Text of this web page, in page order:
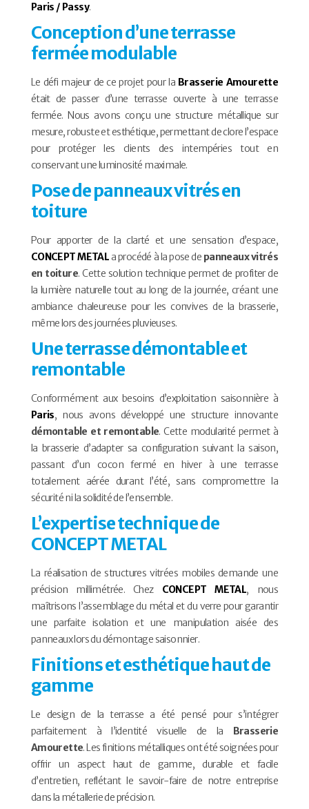
Paris / Passy.
Conception d’une terrasse
fermée modulable
Le défi majeur de ce projet pour la Brasserie Amourette
était de passer d’une terrasse ouverte à une terrasse
fermée. Nous avons conçu une structure métallique sur
mesure, robuste et esthétique, permettant de clore l’espace
pour protéger les clients des intempéries tout en
conservant une luminosité maximale.
Pose de panneaux vitrés en
toiture
Pour apporter de la clarté et une sensation d’espace,
CONCEPT METAL a procédé à la pose de panneaux vitrés
en toiture. Cette solution technique permet de profiter de
la lumière naturelle tout au long de la journée, créant une
ambiance chaleureuse pour les convives de la brasserie,
même lors des journées pluvieuses.
Une terrasse démontable et
remontable
Conformément aux besoins d’exploitation saisonnière à
Paris, nous avons développé une structure innovante
démontable et remontable. Cette modularité permet à
la brasserie d’adapter sa configuration suivant la saison,
passant d’un cocon fermé en hiver à une terrasse
totalement aérée durant l’été, sans compromettre la
sécurité ni la solidité de l’ensemble.
L’expertise technique de
CONCEPT METAL
La réalisation de structures vitrées mobiles demande une
précision millimétrée. Chez CONCEPT METAL, nous
maîtrisons l’assemblage du métal et du verre pour garantir
une parfaite isolation et une manipulation aisée des
panneaux lors du démontage saisonnier.
Finitions et esthétique haut de
gamme
Le design de la terrasse a été pensé pour s’intégrer
parfaitement à l’identité visuelle de la
Brasserie
Amourette. Les finitions métalliques ont été soignées pour
offrir un aspect haut de gamme, durable et facile
d’entretien, reflétant le savoir-faire de notre entreprise
dans la métallerie de précision.